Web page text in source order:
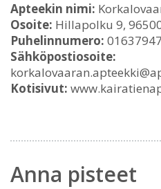
Apteekin nimi:
Osoite: Hillapolku 9,
Puhelinnumero:
Sähköpostiosoite:
Kotisivut:
Anna pisteet